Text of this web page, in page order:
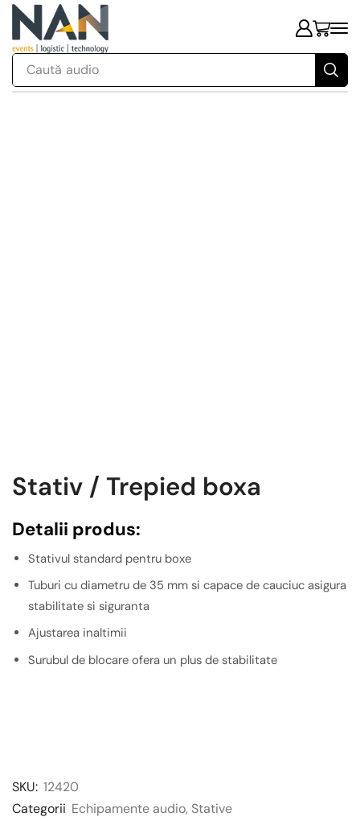
Caută audio
Stativ / Trepied boxa
Detalii produs:
Stativul standard pentru boxe
Tuburi cu diametru de 35 mm si capace de cauciuc asigura
stabilitate si siguranta
Ajustarea inaltimii
Surubul de blocare ofera un plus de stabilitate
SKU: 12420
Categorii Echipamente audio, Stative